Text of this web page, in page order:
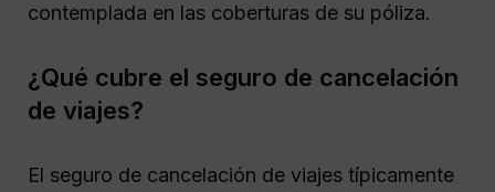
contemplada en las coberturas de su póliza.
¿Qué cubre el seguro de cancelación
de viajes?
El seguro de cancelación de viajes típicamente